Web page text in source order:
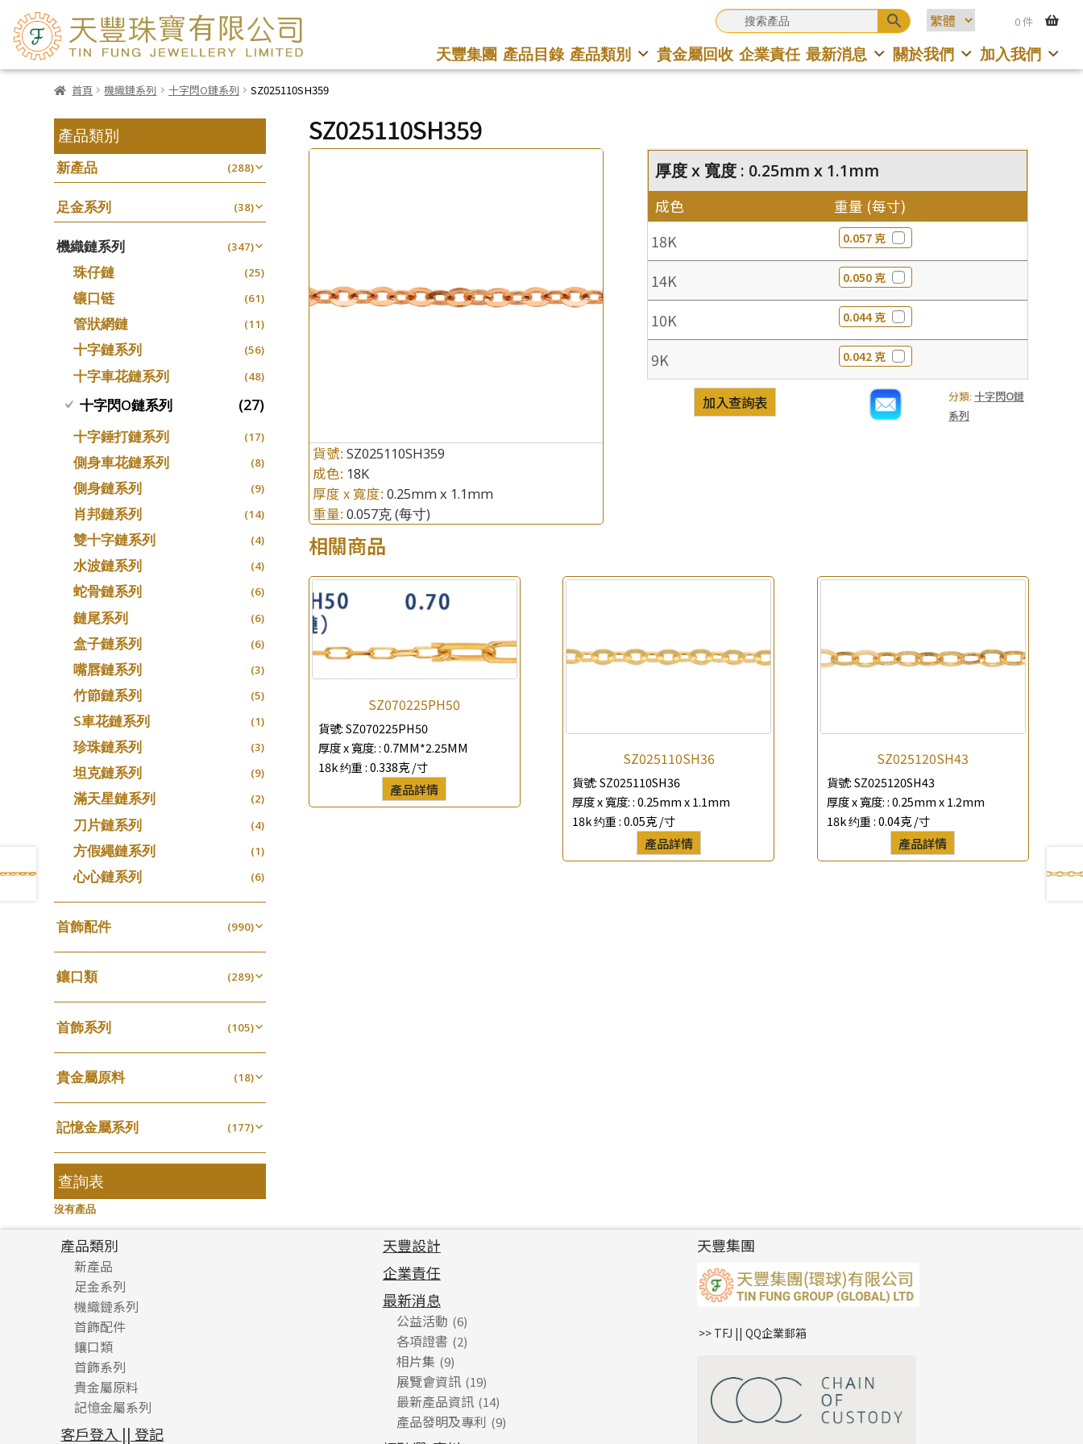
0 件
天豐集團 產品目錄 產品類別 貴金屬回收 企業責任 最新消息 關於我們 加入我們
首頁 機織鏈系列 十字閃O鏈系列 SZ025110SH359
SZ025110SH359
產品查詢 ×
公司名稱
*e-mail
*聯絡電話
查詢以下產品
貨號: SZ025110SH359
成色: 18K
厚度 x 寬度: 0.25mm x 1.1mm
重量: 0.057克(每寸)
厚度 x 寬度 : 0.25mm x 1.1mm
成色 重量 (每寸)
18K 0.057 克
14K 0.050 克
10K 0.044 克
9K 0.042 克
分類: 十字閃O鏈
系列
加入查詢表
相關商品
SZ070225PH50
貨號:SZ070225PH50
厚度 x 寬度: :0.7MM*2.25MM
18k 约重 :0.338克 /寸
產品詳情
SZ025110SH36
貨號: SZ025110SH36
厚度 x 寬度: : 0.25mm x 1.1mm
18k 约重 :0.05克 /寸
產品詳情
SZ025120SH43
貨號:SZ025120SH43
厚度 x 寬度: :0.25mm x 1.2mm
18k 约重 :0.04克 /寸
產品詳情
產品類別
新產品 (288)
足金系列 (38)
機織鏈系列 (347)
珠仔鏈 (25)
镶口链 (61)
管狀網鏈 (11)
十字鏈系列 (56)
十字車花鏈系列 (48)
十字閃O鏈系列 (27)
十字錘打鏈系列 (17)
側身車花鏈系列 (8)
側身鏈系列 (9)
肖邦鏈系列 (14)
雙十字鏈系列 (4)
水波鏈系列 (4)
蛇骨鏈系列 (6)
鏈尾系列 (6)
盒子鏈系列 (6)
嘴唇鏈系列 (3)
竹節鏈系列 (5)
S車花鏈系列 (1)
珍珠鏈系列 (3)
坦克鏈系列 (9)
滿天星鏈系列 (2)
刀片鏈系列 (4)
方假繩鏈系列 (1)
心心鏈系列 (6)
首飾配件 (990)
耳環類配件 (341)
卷迫系列 (13)
螺絲迫系列 (15)
梅花迫系列 (19)
平臺迫系列 (74)
綫拍系列 (42)
美拍系列 (16)
耳針系列 (6)
耳環扣系列
耳綫/耳鈎系列
耳環爪頭
耳環
鏈類配件
調節珠系列
生圈扣系列
鴨俐制系列
字母吊墜
相盒吊墜 (11)
生肖吊墜
管扣系列
星座吊墜
水泡扣
珠扣
其他類配件 (161)
珠盤系列 (16)
袖口鈕系列 (7)
焊片及鐳射綫 (2)
空心車花管 (19)
其他 (104)
無孔光身珠 (7)
無孔批花珠
空心批花珠 (22)
鑲口類 (289)
四爪頭系列 (20)
六爪頭系列 (41)
車花片 (35)
動感車花片 (20)
鑲口戒指 (16)
鑲口手鏈系列 (146)
首飾系列 (105)
手镯系列 (8)
戒指系列 (8)
空心耳環 (27)
空心车花管首饰链 (15)
空心手鐲系列 (8)
牛仔鏈
貴金屬原料 (18)
千足金 (18)
記憶金屬系列 (177)
記憶戒指 (30)
拉簧珠珠手鏈
記憶鈦手鐲
查詢表
沒有產品
*你的名字
公司名稱
產品類別
新產品
足金系列
足金配件
機織鏈系列
珠仔鏈
镶口链
管狀網鏈
十字車花鏈系列
十字閃O鏈系列
十字錘打鏈系列
首飾配件
耳環類配件
卷迫系列
螺絲迫系列
梅花迫系列
平臺迫系列
鏈類配件
動感車花吊墜
調節珠系列
生圈扣系列
其他類配件
珠盤系列
袖口鈕系列
珠類配件
無孔光身珠
鑲口類
四爪頭系列
六爪頭系列
車花片
動感車花片
首飾系列
手镯系列
戒指系列
空心耳環
貴金屬原料
千足金
記憶金屬系列
記憶戒指
客戶登入 || 登記
天豐設計
企業責任
最新消息
公益活動 (6)
各項證書 (2)
相片集 (9)
展覽會資訊 (19)
最新產品資訊 (14)
產品發明及專利 (9)
天豐集團
>> TFJ || QQ企業郵箱